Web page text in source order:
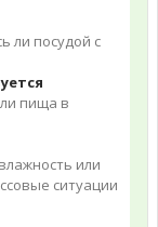
ли посудой с
пища в
или
ситуации